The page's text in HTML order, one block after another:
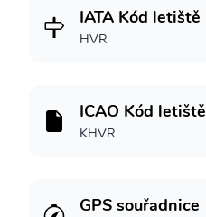
IATA Kód letiště
HVR
ICAO Kód letiště
KHVR
GPS souřadnice